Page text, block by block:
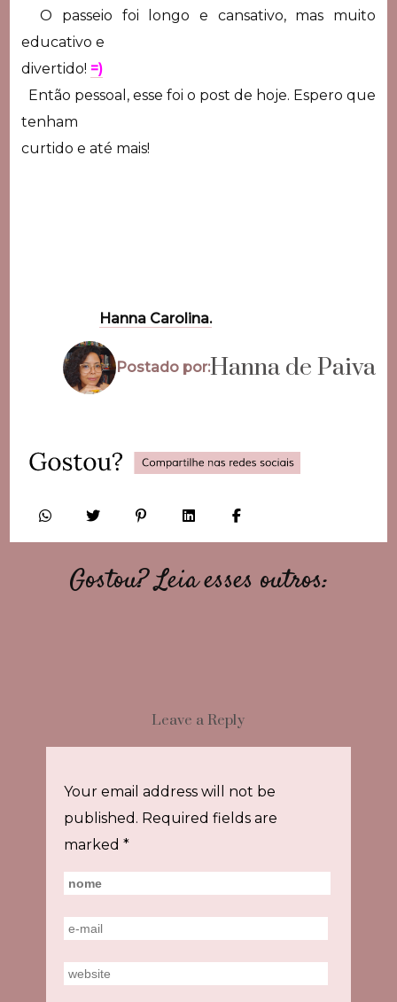
O passeio foi longo e cansativo, mas muito
educativo e
divertido! =)
Então pessoal, esse foi o post de hoje. Espero que
tenham
curtido e até mais!
Hanna Carolina.
Postado por:Hanna de Paiva
Gostou? Leia esses outros:
Leave a Reply
Your email address will not be
published. Required fields are
marked *